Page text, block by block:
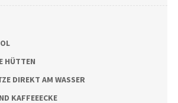
HÜTTEN
DIREKT AM WASSER
KAFFEEECKE